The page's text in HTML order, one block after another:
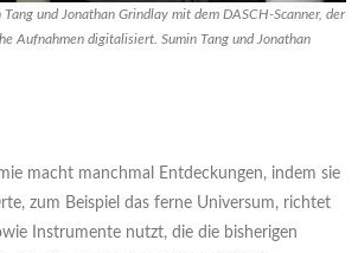
und Jonathan Grindlay mit dem DASCH-Scanner, der
Aufnahmen digitalisiert. Sumin Tang und Jonathan
macht manchmal Entdeckungen, indem sie
zum Beispiel das ferne Universum, richtet
Instrumente nutzt, die die bisherigen